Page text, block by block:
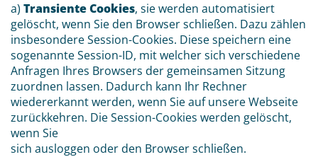
a) Transiente Cookies, sie werden automatisiert
gelöscht, wenn Sie den Browser schließen. Dazu zählen
insbesondere Session-Cookies. Diese speichern eine
sogenannte Session-ID, mit welcher sich verschiedene
Anfragen Ihres Browsers der gemeinsamen Sitzung
zuordnen lassen. Dadurch kann Ihr Rechner
wiedererkannt werden, wenn Sie auf unsere Webseite
zurückkehren. Die Session-Cookies werden gelöscht,
wenn Sie
sich ausloggen oder den Browser schließen.